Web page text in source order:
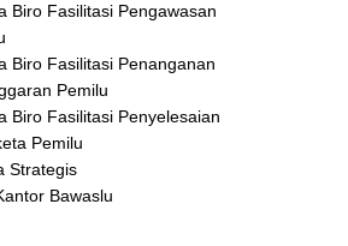
Biro Fasilitasi Pengawasan
Biro Fasilitasi Penanganan
Pemilu
Biro Fasilitasi Penyelesaian
Pemilu
Strategis
Bawaslu